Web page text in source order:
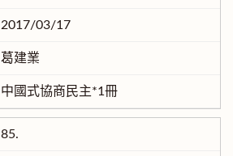
2017/03/17
葛建業
中國式協商民主*1冊
85.